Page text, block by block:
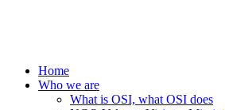
Home
Who we are
What is OSI, what OSI does